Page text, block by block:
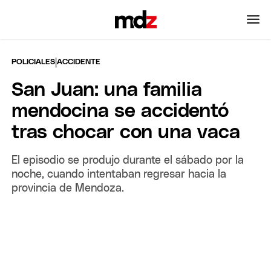
POLICIALES |ACCIDENTE
San Juan: una familia
mendocina se accidentó
tras chocar con una vaca
El episodio se produjo durante el sábado por la
noche, cuando intentaban regresar hacia la
provincia de Mendoza.